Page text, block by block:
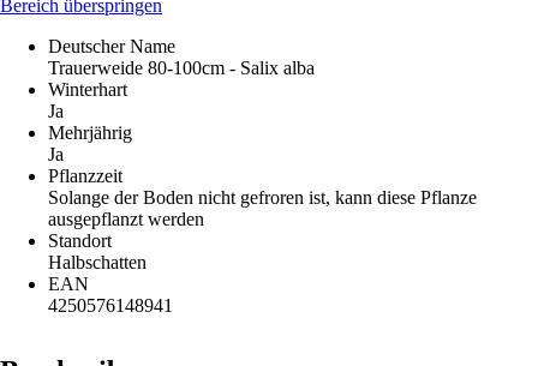
Bereich überspringen
Deutscher Name
Trauerweide 80-100cm - Salix alba
Winterhart
Ja
Mehrjährig
Ja
Pflanzzeit
Solange der Boden nicht gefroren ist, kann diese Pflanze
ausgepflanzt werden
Standort
Halbschatten
EAN
4250576148941